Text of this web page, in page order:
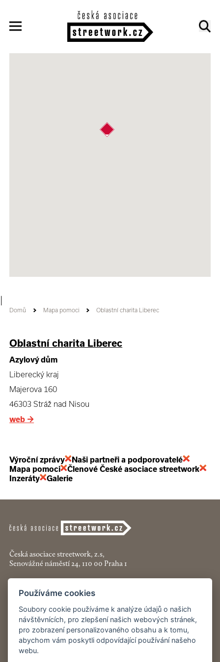
Domů Mapa pomoci Oblastní charita Liberec
Oblastní charita Liberec
Azylový dům
Liberecký kraj
Majerova 160
46303 Stráž nad Nisou
web →
Výroční zprávy
Naši partneři a podporovatelé
Mapa pomoci
Členové České asociace streetwork
Inzeráty
Galerie
Česká asociace streetwork, z.s,
Senovážné náměstí 24, 110 00 Praha 1
+420 774 913 777
asociace@streetwork.cz
Nastavení cookies
Restartshop.cz
Používáme cookies
Soubory cookie používáme k analýze údajů o našich
návštěvnících, pro zlepšení našich webových stránek,
pro zobrazení personalizovaného obsahu a k tomu,
abychom vám poskytli odpovídající používání našeho
webu.